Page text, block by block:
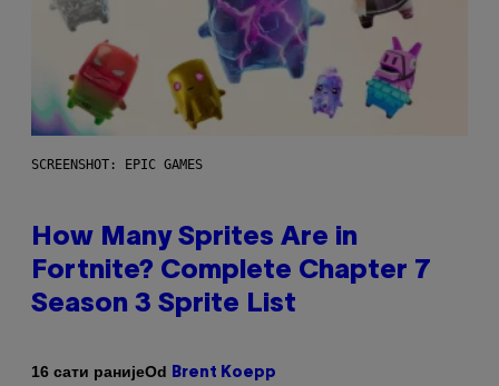
SCREENSHOT: EPIC GAMES
How Many Sprites Are in
Fortnite? Complete Chapter 7
Season 3 Sprite List
16 сати ранијеOd Brent Koepp